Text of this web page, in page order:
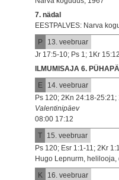
7. nädal
EESTPALVES: Narva
P
13. veebruar
Jr 17:5-10; Ps 1; 1Kr
ILMUMISAJA 6.
E
14. veebruar
Ps 120; 2Kn 24:18-
Valentinipäev
08:00 17:12
T
15. veebruar
Ps 120; Esr 1:1-11; 2Kr
Hugo Lepnurm,
K
16. veebruar